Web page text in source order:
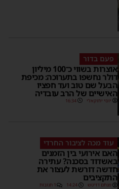
פעם בדור
אוצרות בשווי כ־100 מיליון
דולר נחשפו בתערוכה: מכיפת
הבעל שם טוב ועד חפציו
האישיים של הרב עובדיה
יוסי יחזקאלי 16:34
עוד מכה לציבור החרדי
האם אירועי בין הזמנים
באשדוד בסכנה? עתירה
חדשה דורשת לעצור את
התקציבים
מנחם דויטש 14:24 1 תגובות